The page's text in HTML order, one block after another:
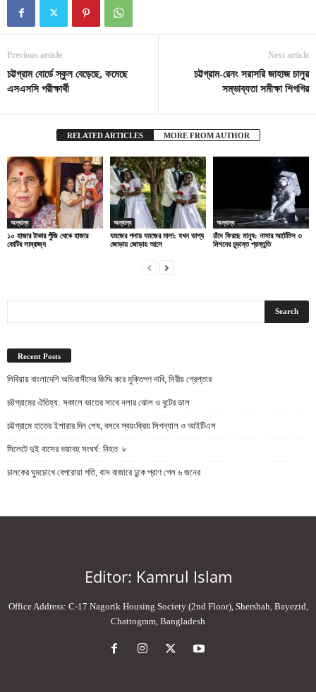
Previous article
চট্টগ্রাম বোর্ডে স্কুল বেড়েছে, কমেছে
এসএসসি পরীক্ষার্থী
Next article
চট্টগ্রাম-রেনং সরাসরি জাহাজ চালুর
সম্ভাব্যতা সমীক্ষা শিগগির
RELATED ARTICLES MORE FROM AUTHOR
অন্যান্য
১০ হাজার টাকার পুঁজি থেকে হাজার
কোটির সাম্রাজ্য
অন্যান্য
যমজের গলায় যমজের মালা: যখন ভাগ্য
জোড়ায় জোড়ায় আসে
অন্যান্য
চাঁদে ফিরছে মানুষ: নাসার আর্টেমিস ৩
মিশনের চূড়ান্ত প্রস্তুতি
Recent Posts
লিবিয়ায় বাংলাদেশি অভিবাসীদের জিম্মি করে মুক্তিপণ দাবি, সিরীয় গ্রেপ্তার
চট্টগ্রামের ঐতিহ্য: সকালে ভাতের সাথে নলার ঝোল ও বুটের ডাল
চট্টগ্রামে হাতের ইশারার দিন শেষ, বসবে স্বয়ংক্রিয় সিগন্যাল ও আইটিএস
সিলেটে দুই বাসের ভয়াবহ সংঘর্ষ: নিহত ৮
চালকের ঘুমচোখে বেপরোয়া গতি, বাস বাজারে ঢুকে প্রাণ গেল ৬ জনের
Editor: Kamrul Islam
Office Address: C-17 Nagorik Housing Society (2nd Floor), Shershah, Bayezid,
Chattogram, Bangladesh